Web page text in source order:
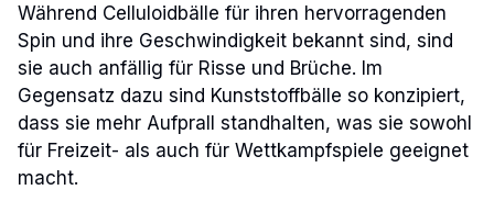
Während Celluloidbälle für ihren hervorragenden
Spin und ihre Geschwindigkeit bekannt sind, sind
sie auch anfällig für Risse und Brüche. Im
Gegensatz dazu sind Kunststoffbälle so konzipiert,
dass sie mehr Aufprall standhalten, was sie sowohl
für Freizeit- als auch für Wettkampfspiele geeignet
macht.